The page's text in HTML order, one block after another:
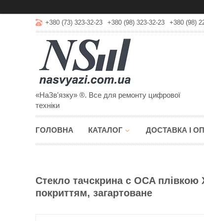
+380 (73) 323-32-23 +380 (98) 323-32-23 +380 (98)
«НаЗв'язку» ®. Все для ремонту цифрової
техніки
ГОЛОВНА КАТАЛОГ ДОСТАВКА І
Стекло тачскрина c OCA
покриттям, загартоване